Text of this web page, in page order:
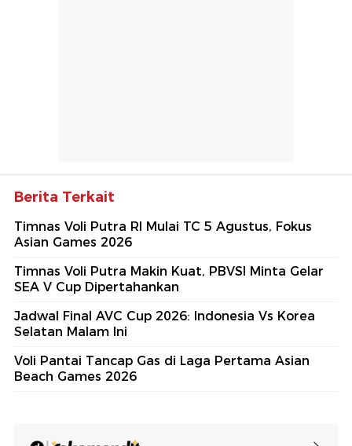
Berita Terkait
Timnas Voli Putra RI Mulai TC 5 Agustus, Fokus
Asian Games 2026
Timnas Voli Putra Makin Kuat, PBVSI Minta Gelar
SEA V Cup Dipertahankan
Jadwal Final AVC Cup 2026: Indonesia Vs Korea
Selatan Malam Ini
Voli Pantai Tancap Gas di Laga Pertama Asian
Beach Games 2026